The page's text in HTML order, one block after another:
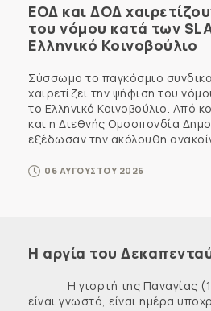
ΕΟΔ και ΔΟΔ
του νόμου κατά των
Ελληνικό Κοινοβούλιο
Σύσσωμο το παγκόσμιο
χαιρετίζει την ψήφιση του
το Ελληνικό Κοινοβούλιο. Από
και η Διεθνής Ομοσπονδία
εξέδωσαν την ακόλουθη
06 ΑΥΓΟΥΣΤΟΥ 2026
Η αργία του
Η γιορτή της Παναγίας
είναι γνωστό, είναι ημέρα